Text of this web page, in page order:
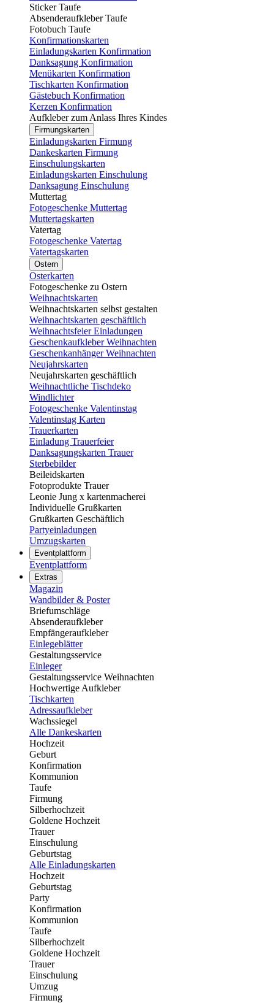
Sticker Taufe
Absenderaufkleber Taufe
Fotobuch Taufe
Konfirmationskarten
Einladungskarten Konfirmation
Danksagung Konfirmation
Menükarten Konfirmation
Tischkarten Konfirmation
Gästebuch Konfirmation
Kerzen Konfirmation
Aufkleber zum Anlass Ihres Kindes
Firmungskarten
Einladungskarten Firmung
Dankeskarten Firmung
Einschulungskarten
Einladungskarten Einschulung
Danksagung Einschulung
Muttertag
Fotogeschenke Muttertag
Muttertagskarten
Vatertag
Fotogeschenke Vatertag
Vatertagskarten
Ostern
Osterkarten
Fotogeschenke zu Ostern
Weihnachtskarten
Weihnachtskarten selbst gestalten
Weihnachtskarten geschäftlich
Weihnachtsfeier Einladungen
Geschenkaufkleber Weihnachten
Geschenkanhänger Weihnachten
Neujahrskarten
Neujahrskarten geschäftlich
Weihnachtliche Tischdeko
Windlichter
Fotogeschenke Valentinstag
Valentinstag Karten
Trauerkarten
Einladung Trauerfeier
Danksagungskarten Trauer
Sterbebilder
Beileidskarten
Fotoprodukte Trauer
Leonie Jung x kartenmacherei
Individuelle Grußkarten
Grußkarten Geschäftlich
Partyeinladungen
Umzugskarten
Eventplattform
Eventplattform
Extras
Magazin
Wandbilder & Poster
Briefumschläge
Absenderaufkleber
Empfängeraufkleber
Einlegeblätter
Gestaltungsservice
Einleger
Gestaltungsservice Weihnachten
Hochwertige Aufkleber
Tischkarten
Adressaufkleber
Wachssiegel
Alle Dankeskarten
Hochzeit
Geburt
Konfirmation
Kommunion
Taufe
Firmung
Silberhochzeit
Goldene Hochzeit
Trauer
Einschulung
Geburtstag
Alle Einladungskarten
Hochzeit
Geburtstag
Party
Konfirmation
Kommunion
Taufe
Silberhochzeit
Goldene Hochzeit
Trauer
Einschulung
Umzug
Firmung